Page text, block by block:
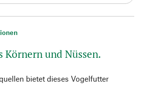
und Nüssen.
bietet dieses Vogelfutter